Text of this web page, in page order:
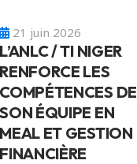
21 juin 2026
L’ANLC / TI NIGER
RENFORCE LES
COMPÉTENCES DE
SON ÉQUIPE EN
MEAL ET GESTION
FINANCIÈRE